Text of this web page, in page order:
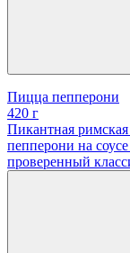
Пицца пепперони
420 г
Пикантная
пепперони на
проверенный